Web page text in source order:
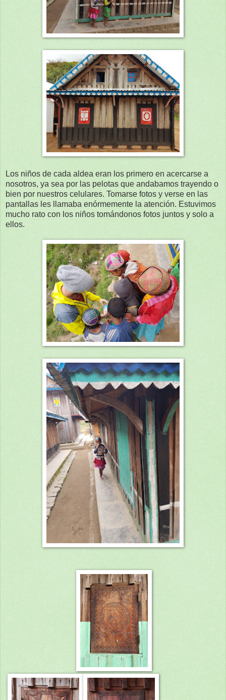
Los niños de cada aldea eran los primero en acercarse a
nosotros, ya sea por las pelotas que andabamos trayendo o
bien por nuestros celulares. Tomarse fotos y verse en las
pantallas les llamaba enórmemente la atención. Estuvimos
mucho rato con los niños tomándonos fotos juntos y solo a
ellos.